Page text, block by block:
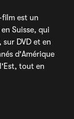
est un
Suisse, qui
DVD et en
d'Amérique
tout en